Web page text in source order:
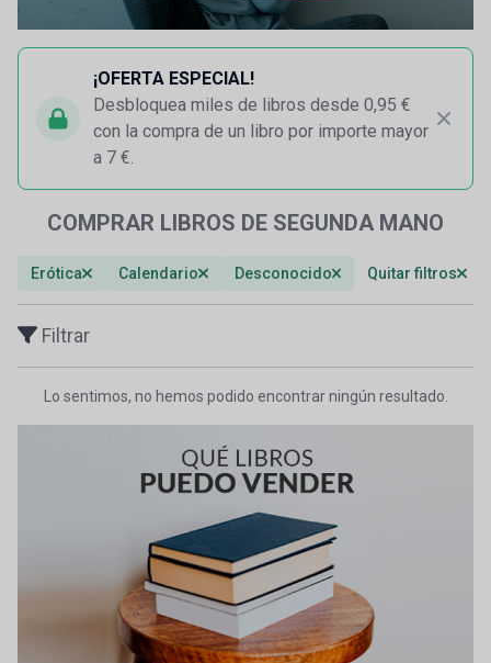
¡OFERTA ESPECIAL!
Desbloquea miles de libros desde 0,95 €
con la compra de un libro por importe mayor
a 7 €.
COMPRAR LIBROS DE SEGUNDA MANO
Erótica Calendario Desconocido Quitar filtros
Filtrar
Lo sentimos, no hemos podido encontrar ningún resultado.